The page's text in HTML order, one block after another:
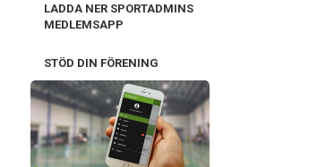
LADDA NER SPORTADMINS
MEDLEMSAPP
STÖD DIN FÖRENING